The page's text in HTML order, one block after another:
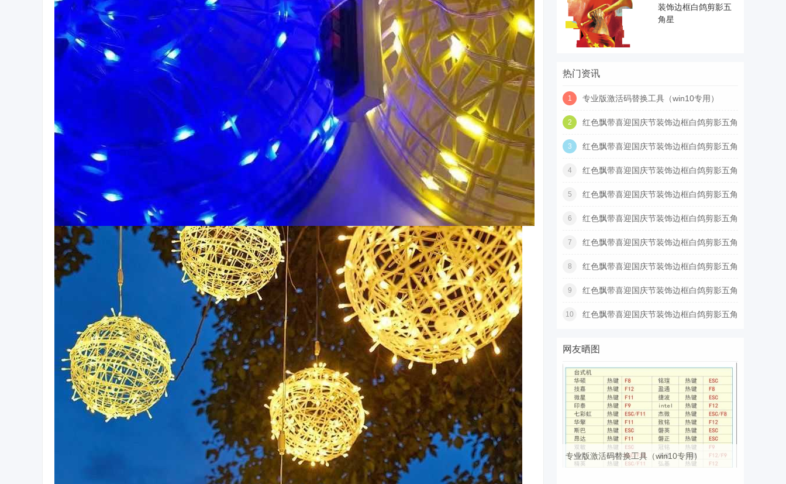
装饰边框白鸽剪影五
角星
热门资讯
1 专业版激活码替换工具（win10专用）
2 红色飘带喜迎国庆节装饰边框白鸽剪影五角
星
3 红色飘带喜迎国庆节装饰边框白鸽剪影五角
4 红色飘带喜迎国庆节装饰边框白鸽剪影五角
5 红色飘带喜迎国庆节装饰边框白鸽剪影五角
6 红色飘带喜迎国庆节装饰边框白鸽剪影五角
7 红色飘带喜迎国庆节装饰边框白鸽剪影五角
8 红色飘带喜迎国庆节装饰边框白鸽剪影五角
9 红色飘带喜迎国庆节装饰边框白鸽剪影五角
10 红色飘带喜迎国庆节装饰边框白鸽剪影五角
网友晒图
专业版激活码替换工具（win10专用）